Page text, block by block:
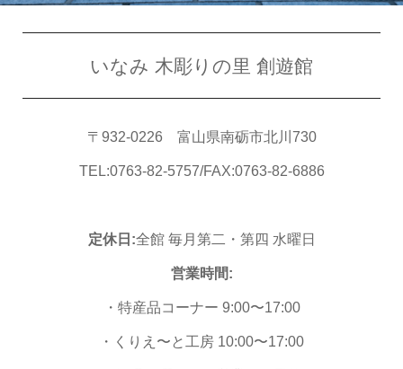
いなみ 木彫りの里 創遊館
〒932-0226 富山県南砺市北川730
TEL:0763-82-5757/FAX:0763-82-6886
定休日:全館 毎月第二・第四 水曜日
営業時間:
・特産品コーナー 9:00〜17:00
・くりえ〜と工房 10:00〜17:00